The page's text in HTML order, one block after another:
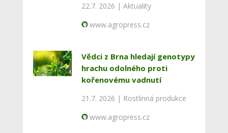
22.7. 2026 | Aktuality
www.agropress.cz
Vědci z Brna hledají genotypy
hrachu odolného proti
kořenovému vadnutí
21.7. 2026 | Rostlinná produkce
www.agropress.cz